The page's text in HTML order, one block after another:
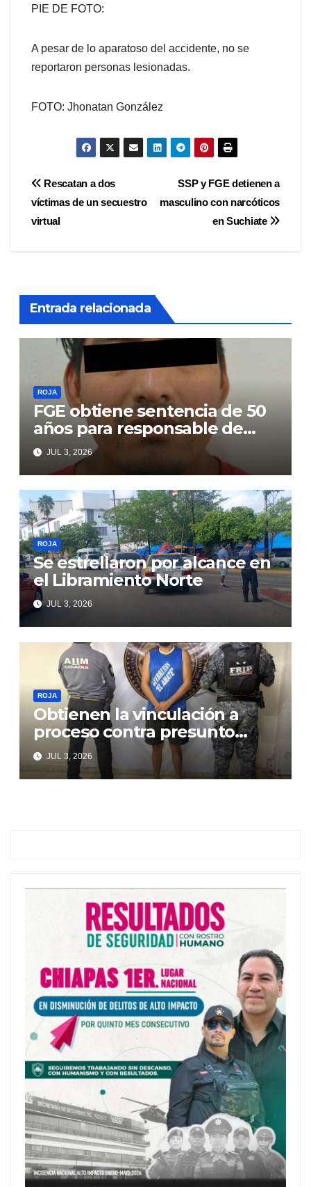
PIE DE FOTO:
A pesar de lo aparatoso del accidente, no se
reportaron personas lesionadas.
FOTO: Jhonatan González
Navegación
de
SSP y FGE detienen a
masculino con narcóticos
en Suchiate
Rescatan a dos
víctimas de un secuestro
virtual
Entrada relacionada
ROJA
FGE obtiene sentencia de 50
años para responsable de
secuestro agravado
JUL 3, 2026
ROJA
Se estrellaron por alcance en
el Libramiento Norte
JUL 3, 2026
ROJA
Obtienen la vinculación a
proceso contra presunto
responsable de violencia
familiar
JUL 3, 2026